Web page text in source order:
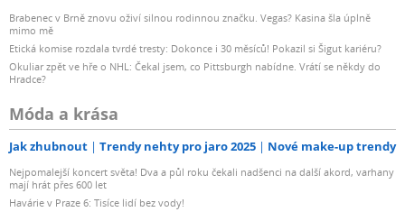
Brabenec v Brně znovu oživí silnou rodinnou značku. Vegas? Kasina šla úplně
mimo mě
Etická komise rozdala tvrdé tresty: Dokonce i 30 měsíců! Pokazil si Šigut kariéru?
Okuliar zpět ve hře o NHL: Čekal jsem, co Pittsburgh nabídne. Vrátí se někdy do
Hradce?
Móda a krása
Jak zhubnout Trendy nehty pro jaro 2025 Nové make-up trendy
Nejpomalejší koncert světa! Dva a půl roku čekali nadšenci na další akord, varhany
mají hrát přes 600 let
Havárie v Praze 6: Tisíce lidí bez vody!